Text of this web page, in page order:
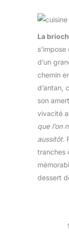
La
d’un
chemin
d’antan,
son
vivacité
que l’on
aussitôt.
tranches
dessert